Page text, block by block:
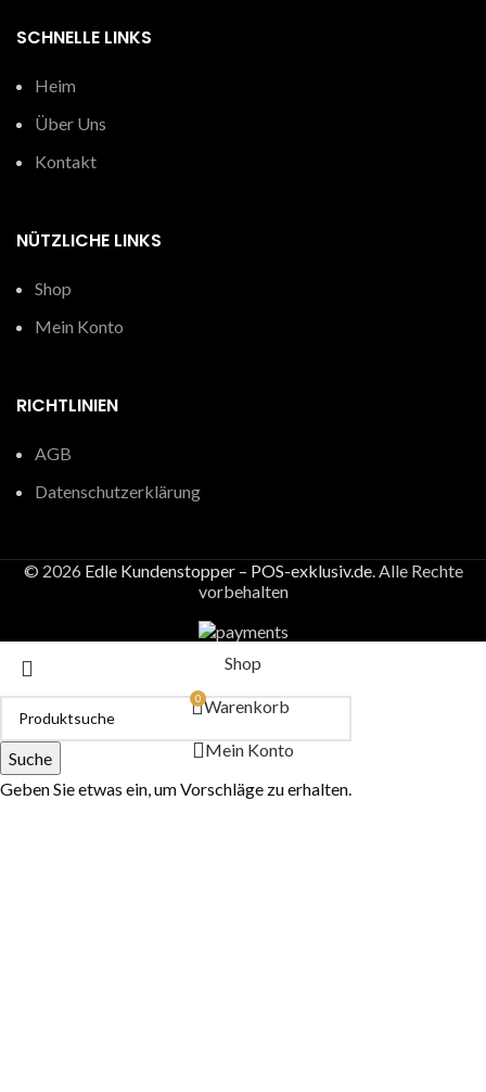
SCHNELLE LINKS
Heim
Über Uns
Kontakt
NÜTZLICHE LINKS
Shop
Mein Konto
RICHTLINIEN
AGB
Datenschutzerklärung
© 2026 Edle Kundenstopper – POS-exklusiv.de. Alle Rechte
vorbehalten
Suche
Geben Sie etwas ein, um Vorschläge zu erhalten.
Shop
0 Warenkorb
Mein Konto